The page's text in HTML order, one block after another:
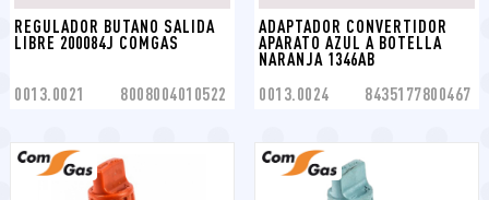
REGULADOR BUTANO SALIDA
LIBRE 200084J COMGAS
0013.0021 8008004010522
ADAPTADOR CONVERTIDOR
APARATO AZUL A BOTELLA
NARANJA 1346AB
0013.0024 8435177800467